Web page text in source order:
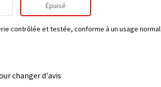
Épuisé
contrôlée et testée, conforme à un usage normal
changer d'avis